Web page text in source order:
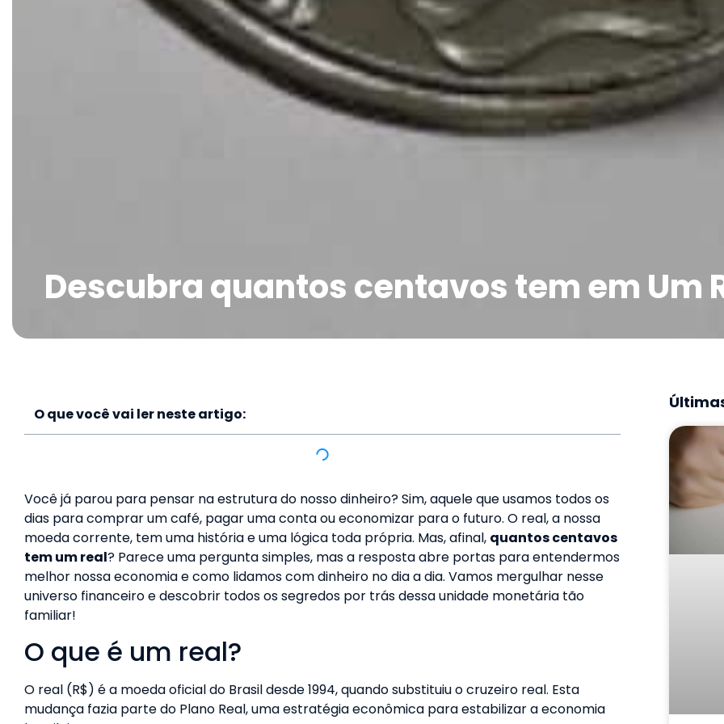
Descubra quantos centavos tem em Um
O que você vai ler neste artigo:
Você já parou para pensar na estrutura do nosso dinheiro? Sim, aquele que usamos todos os
dias para comprar um café, pagar uma conta ou economizar para o futuro. O real, a nossa
moeda corrente, tem uma história e uma lógica toda própria. Mas, afinal, quantos centavos
tem um real? Parece uma pergunta simples, mas a resposta abre portas para entendermos
melhor nossa economia e como lidamos com dinheiro no dia a dia. Vamos mergulhar nesse
universo financeiro e descobrir todos os segredos por trás dessa unidade monetária tão
familiar!
O que é um real?
O real (R$) é a moeda oficial do Brasil desde 1994, quando substituiu o cruzeiro real. Esta
mudança fazia parte do Plano Real, uma estratégia econômica para estabilizar a economia